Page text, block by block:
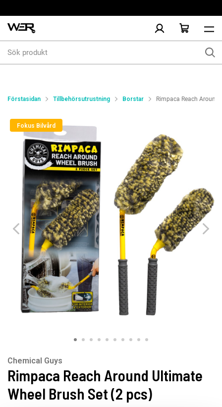
produkt
Förstasidan Tillbehörsutrustning Borstar Rimpaca Reach Around
Fokus Bilvård
Chemical Guys
Rimpaca Reach Around Ultimate
Wheel Brush Set (2 pcs)